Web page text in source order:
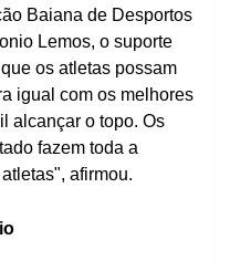
Baiana de Desportos
Lemos, o suporte
os atletas possam
igual com os melhores
alcançar o topo. Os
fazem toda a
afirmou.